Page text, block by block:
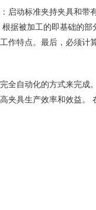
动标准夹持夹具和
据被加工的即基础的
特点。最后，必须
全自动化的方式来完
具生产效率和效益